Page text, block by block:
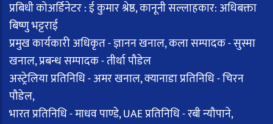
प्रबिधी कोअर्डिनेटर : ई कुमार श्रेष्ठ, कानूनी सल्लाहकार: अधिबक्ता
बिष्णु भट्टराई
प्रमुख कार्यकारी अधिकृत - ज्ञानन खनाल, कला सम्पादक - सुस्मा
खनाल, प्रबन्ध सम्पादक - तीर्था पौडेल
अस्ट्रेलिया प्रतिनिधि - अमर खनाल, क्यानाडा प्रतिनिधि - चिरन
पौडेल,
भारत प्रतिनिधि - माधव पाण्डे, UAE प्रतिनिधि - रबी न्यौपाने,